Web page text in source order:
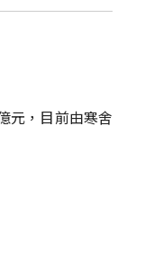
元，目前由寒舍